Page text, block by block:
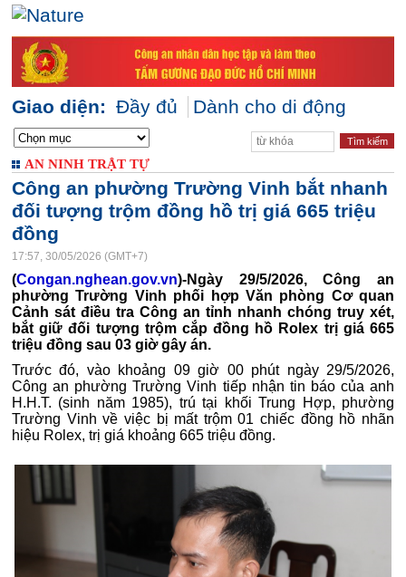
Giao diện: Đầy đủ Dành cho di động
AN NINH TRẬT TỰ
Công an phường Trường Vinh bắt nhanh
đối tượng trộm đồng hồ trị giá 665 triệu
đồng
17:57, 30/05/2026 (GMT+7)
(Congan.nghean.gov.vn)-Ngày 29/5/2026, Công an
phường Trường Vinh phối hợp Văn phòng Cơ quan
Cảnh sát điều tra Công an tỉnh nhanh chóng truy xét,
bắt giữ đối tượng trộm cắp đồng hồ Rolex trị giá 665
triệu đồng sau 03 giờ gây án.
Trước đó, vào khoảng 09 giờ 00 phút ngày 29/5/2026,
Công an phường Trường Vinh tiếp nhận tin báo của anh
H.H.T. (sinh năm 1985), trú tại khối Trung Hợp, phường
Trường Vinh về việc bị mất trộm 01 chiếc đồng hồ nhãn
hiệu Rolex, trị giá khoảng 665 triệu đồng.